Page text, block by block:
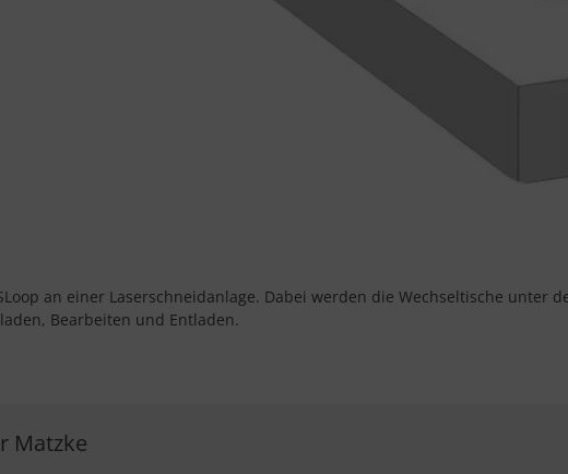
an einer Laserschneidanlage. Dabei werden die Wechseltische unter
Bearbeiten und Entladen.
Matzke